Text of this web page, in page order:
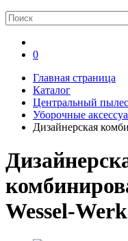
0
Главная страница
Каталог
Центральный
Уборочные
Дизайнерская
Wessel-Werk